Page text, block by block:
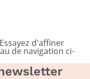
d'affiner
de navigation ci-